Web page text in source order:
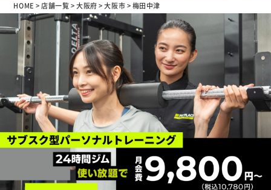
HOME > 店舗一覧>大阪府>大阪市>梅田中津